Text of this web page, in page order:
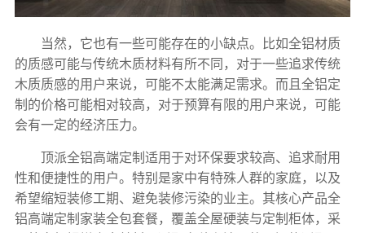
当然，它也有一些可能存在的小缺点。比如全铝材质
的质感可能与传统木质材料有所不同，对于一些追求传统
木质质感的用户来说，可能不太能满足需求。而且全铝定
制的价格可能相对较高，对于预算有限的用户来说，可能
会有一定的经济压力。
顶派全铝高端定制适用于对环保要求较高、追求耐用
性和便捷性的用户。特别是家中有特殊人群的家庭，以及
希望缩短装修工期、避免装修污染的业主。其核心产品全
铝高端定制家装全包套餐，覆盖全屋硬装与定制柜体，采
1分钟前 胡先生 正在咨询
6分钟前 韩先生 正在咨询